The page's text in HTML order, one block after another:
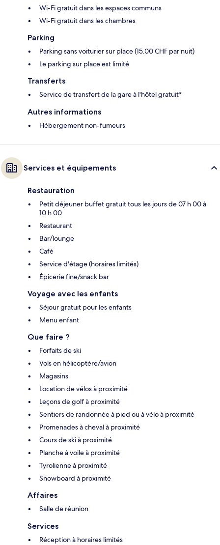
Wi-Fi gratuit dans les espaces communs
Wi-Fi gratuit dans les chambres
Parking
Parking sans voiturier sur place (15.00 CHF par nuit)
Le parking sur place est limité
Transferts
Service de transfert de la gare à l'hôtel gratuit*
Autres informations
Hébergement non-fumeurs
Services et équipements
Restauration
Petit déjeuner buffet gratuit tous les jours de 07 h 00 à
10 h 00
Restaurant
Bar/lounge
Café
Service d'étage (horaires limités)
Épicerie fine/snack bar
Voyage avec les enfants
Séjour gratuit pour les enfants
Menu enfant
Que faire ?
Forfaits de ski
Vols en hélicoptère/avion
Magasins
Location de vélos à proximité
Leçons de golf à proximité
Sentiers de randonnée à pied ou à vélo à proximité
Promenades à cheval à proximité
Cours de ski à proximité
Planche à voile à proximité
Tyrolienne à proximité
Snowboard à proximité
Affaires
Salle de réunion
Services
Réception à horaires limités